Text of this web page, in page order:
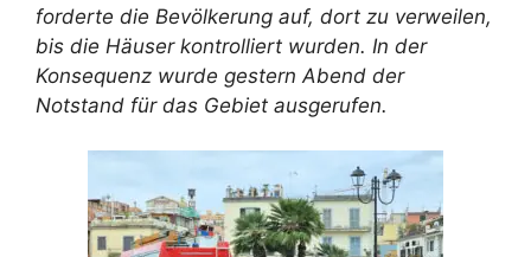
forderte die Bevölkerung auf, dort zu verweilen,
bis die Häuser kontrolliert wurden. In der
Konsequenz wurde gestern Abend der
Notstand für das Gebiet ausgerufen.